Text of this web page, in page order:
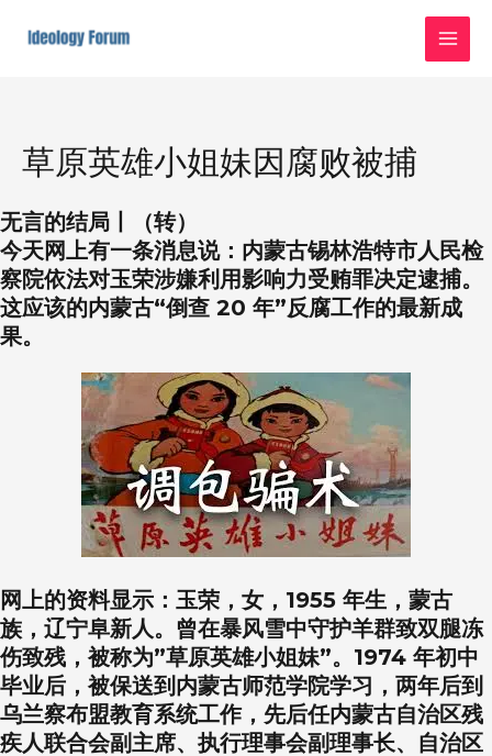
草原英雄小姐妹因腐败被捕
无言的结局丨（转）
今天网上有一条消息说：内蒙古锡林浩特市人民检
察院依法对玉荣涉嫌利用影响力受贿罪决定逮捕。
这应该的内蒙古“倒查 20 年”反腐工作的最新成
果。
网上的资料显示：玉荣，女，1955 年生，蒙古
族，辽宁阜新人。曾在暴风雪中守护羊群致双腿冻
伤致残，被称为”草原英雄小姐妹”。1974 年初中
毕业后，被保送到内蒙古师范学院学习，两年后到
乌兰察布盟教育系统工作，先后任内蒙古自治区残
疾人联合会副主席、执行理事会副理事长、自治区